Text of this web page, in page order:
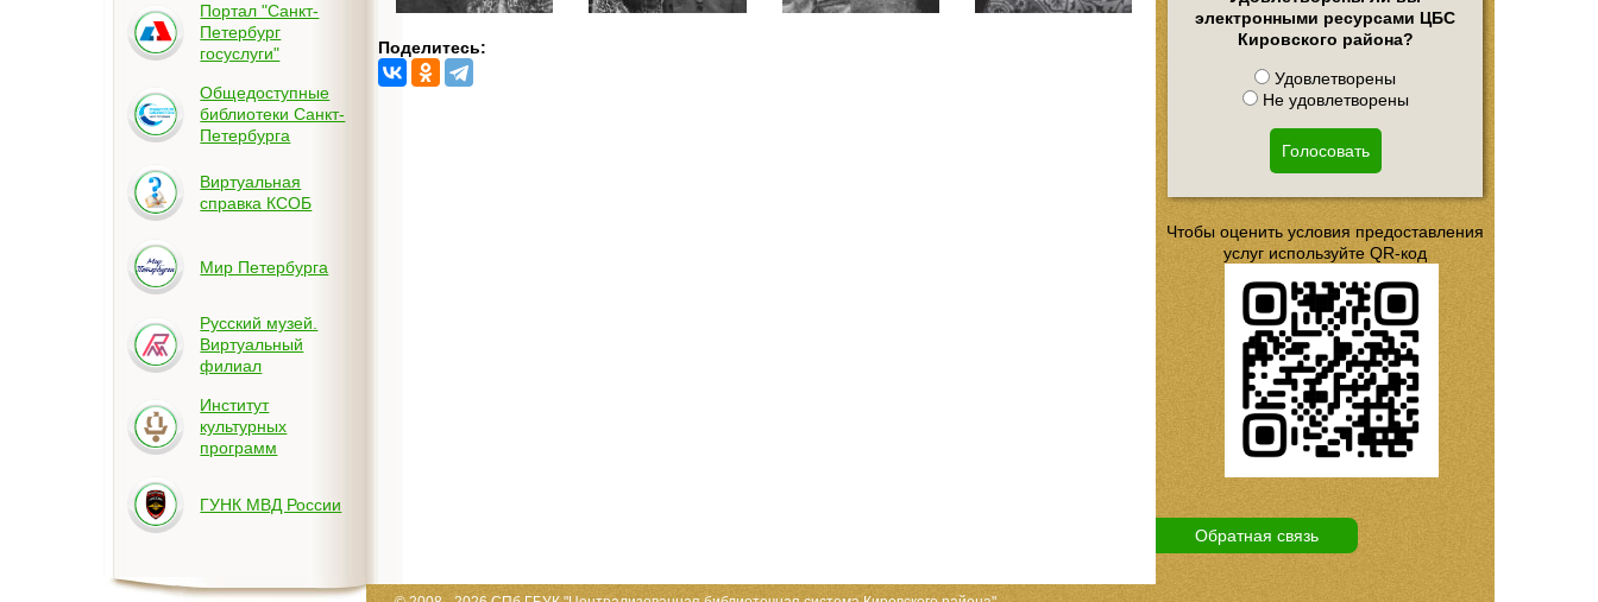
Портал "Санкт-
Петербург
госуслуги"
Общедоступные
библиотеки Санкт-
Петербурга
Виртуальная
справка КСОБ
Мир Петербурга
Русский музей.
Виртуальный
филиал
Институт
культурных
программ
ГУНК МВД России
Поделитесь:
электронными ресурсами ЦБС
Кировского района?
Удовлетворены
Не удовлетворены
Голосовать
Чтобы оценить условия предоставления
услуг используйте QR-код
Обратная связь